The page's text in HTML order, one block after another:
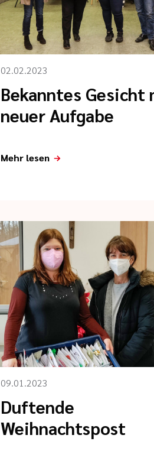
02.02.2023
Bekanntes Gesicht
neuer Aufgabe
Mehr lesen
09.01.2023
Duftende
Weihnachtspost